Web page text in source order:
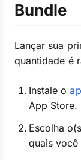
Bundle
Lançar sua
quantidade é
Instale o
App Store.
Escolha
quais